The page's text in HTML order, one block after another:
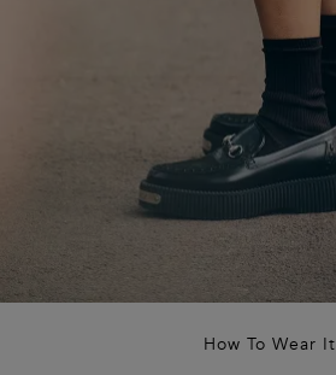
How To Wear It